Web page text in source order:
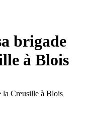
brigade
à Blois